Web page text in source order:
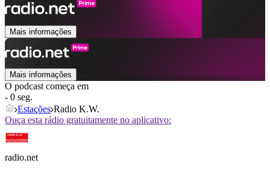
Mais informações
Mais informações
O podcast começa em
- 0 seg.
Estações Radio K.W.
Ouça esta rádio gratuitamente no aplicativo:
radio.net